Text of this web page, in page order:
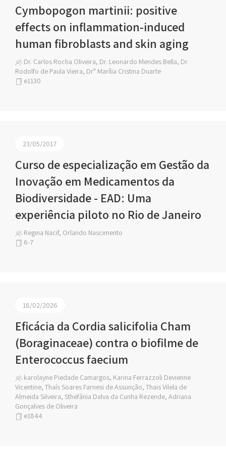
Cymbopogon martinii: positive
effects on inflammation-induced
human fibroblasts and skin aging
Dr. Carlos Rocha Oliveira, Dr. Leonardo Mendes Bella, Dr.
Rodolfo de Paula Vieira, Drª Marília Cristina Duarte
e1130
23/05/2017
Curso de especialização em Gestão da
Inovação em Medicamentos da
Biodiversidade - EAD: Uma
experiência piloto no Rio de Janeiro
Regina Nacif, Orlando Nascimento
6-7
18/02/2026
Eficácia da Cordia salicifolia Cham
(Boraginaceae) contra o biofilme de
Enterococcus faecium
karolayne Piedade Camargos, Karina Ferrazzoli Devienne
Vicentine, Thaís Soares Farnesi de Assunção, Thais Vilela de
Almeida Silveira, Sthefânia Dalva da Cunha Rezende, Adriana
Gonçalves de Oliveira
e1844